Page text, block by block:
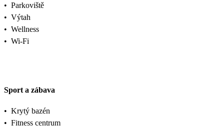
• Parkoviště
• Výtah
• Wellness
• Wi-Fi
Sport a zábava
• Krytý bazén
• Fitness centrum